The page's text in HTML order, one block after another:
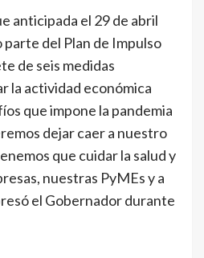
anticipada el 29 de abril
del Plan de Impulso
de seis medidas
la actividad económica
que impone la pandemia
dejar caer a nuestro
que cuidar la salud y
nuestras PyMEs y a
el Gobernador durante